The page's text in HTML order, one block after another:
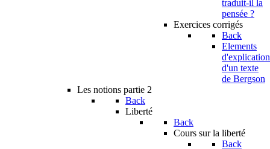
traduit-il la
pensée ?
Exercices corrigés
Back
Elements
d'explication
d'un texte
de Bergson
Les notions partie 2
Back
Liberté
Back
Cours sur la liberté
Back